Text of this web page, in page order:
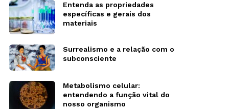
Entenda as propriedades
específicas e gerais dos
materiais
Surrealismo e a relação com o
subconsciente
Metabolismo celular:
entendendo a função vital do
nosso organismo